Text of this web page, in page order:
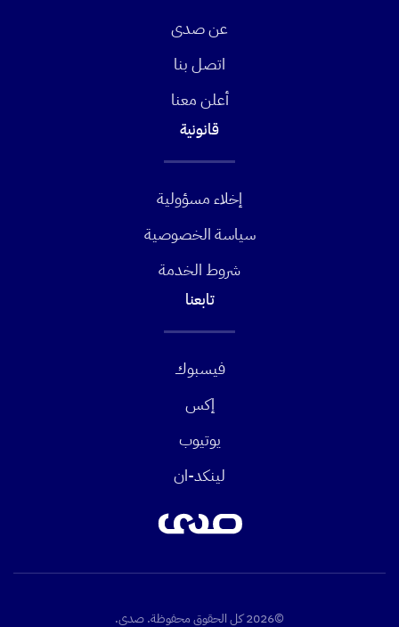
عن صدى
اتصل بنا
أعلن معنا
قانونية
إخلاء مسؤولية
سياسة الخصوصية
شروط الخدمة
تابعنا
فيسبوك
إكس
يوتيوب
لينكد-ان
©2026 كل الحقوق محفوظة. صدى.